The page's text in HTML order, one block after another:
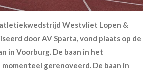
atletiekwedstrijd Westvliet Lopen &
door AV Sparta, vond plaats op de
in Voorburg. De baan in het
gerenoveerd. De baan in